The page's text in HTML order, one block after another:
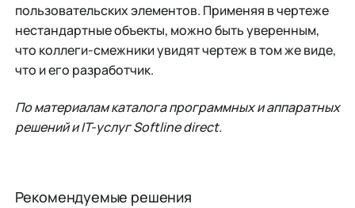
пользовательских элементов. Применяя в чертеже
нестандартные объекты, можно быть уверенным,
что коллеги-смежники увидят чертеж в том же виде,
что и его разработчик.
По материаламкаталога программных и аппаратных
решений и IT-услуг Softline direct.
Рекомендуемые решения